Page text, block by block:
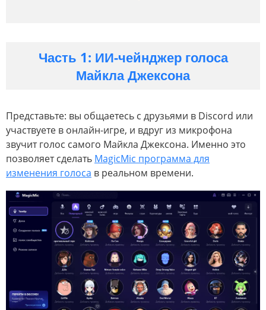
Часть 1: ИИ-чейнджер голоса
Майкла Джексона
Представьте: вы общаетесь с друзьями в Discord или
участвуете в онлайн-игре, и вдруг из микрофона
звучит голос самого Майкла Джексона. Именно это
позволяет сделать MagicMic программа для
изменения голоса в реальном времени.